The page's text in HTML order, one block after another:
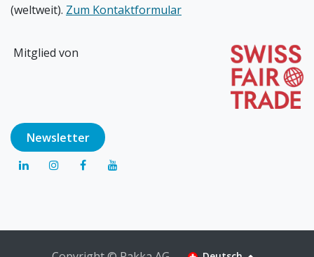
(weltweit). Zum Kontaktformular
Mitglied von
Newsl​​​​etter